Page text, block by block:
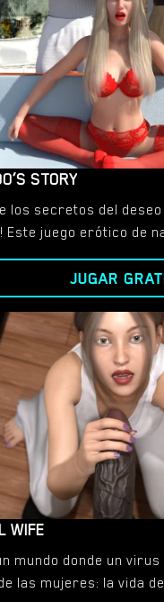
STORY
los secretos del
Este juego erótico de
un viaje de pasión,
Con
convincente, el mundo
en todo momento.
JUGAR
WIFE
mundo donde un virus
las mujeres: la vida